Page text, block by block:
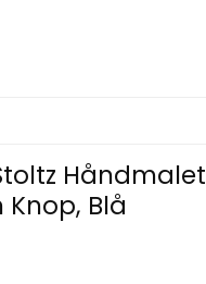
Håndmalet
Blå